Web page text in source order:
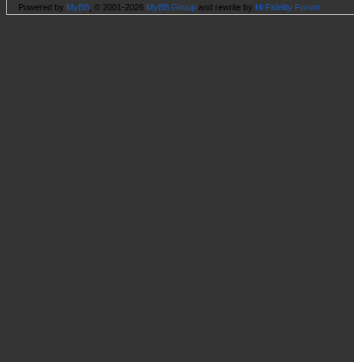
Powered by MyBB , © 2001-2026 MyBB Group and rewrite by Hi Fidelity Forum